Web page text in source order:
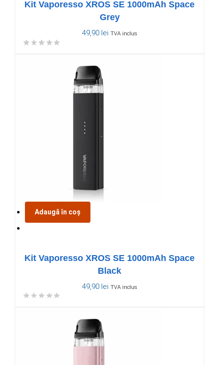
Kit Vaporesso XROS SE 1000mAh Space
Grey
49,90 lei TVA inclus
Adaugă în coș
Kit Vaporesso XROS SE 1000mAh Space
Black
49,90 lei TVA inclus